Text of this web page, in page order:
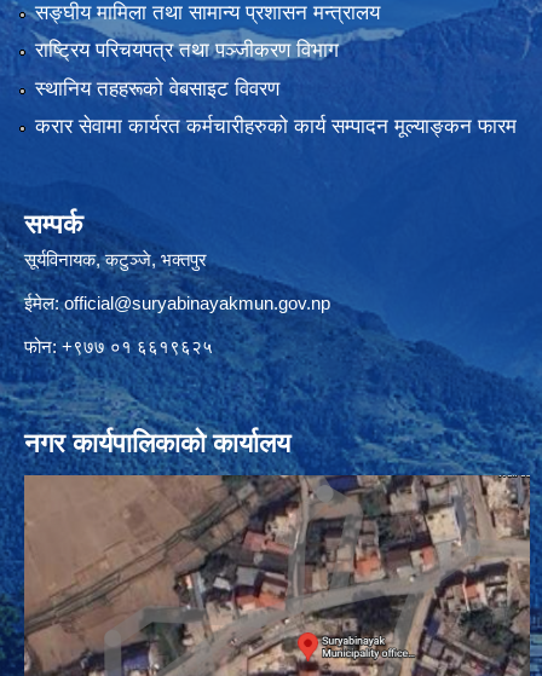
सङ्‍घीय मामिला तथा सामान्य प्रशासन मन्त्रालय
राष्ट्रिय परिचयपत्र तथा पञ्जीकरण विभाग
स्थानिय तहहरूको वेबसाइट विवरण
करार सेवामा कार्यरत कर्मचारीहरुको कार्य सम्पादन मूल्याङ्कन फारम
सम्पर्क
सूर्यविनायक, कटुञ्जे, भक्तपुर
ईमेल:official@suryabinayakmun.gov.np
फोन: +९७७ ०१ ६६१९६२५
नगर कार्यपालिकाको कार्यालय